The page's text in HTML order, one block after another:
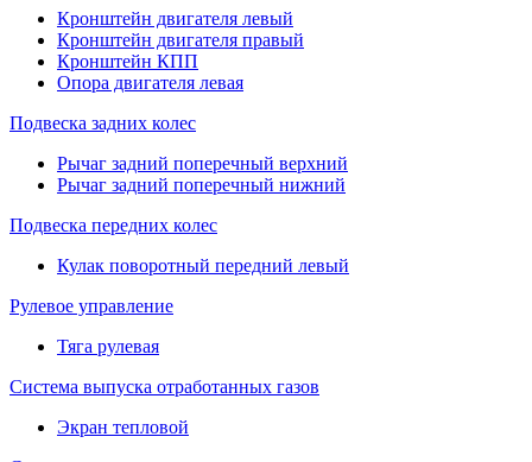
Кронштейн двигателя левый
Кронштейн двигателя правый
Кронштейн КПП
Опора двигателя левая
Подвеска задних колес
Рычаг задний поперечный верхний
Рычаг задний поперечный нижний
Подвеска передних колес
Кулак поворотный передний левый
Рулевое управление
Тяга рулевая
Система выпуска отработанных газов
Экран тепловой